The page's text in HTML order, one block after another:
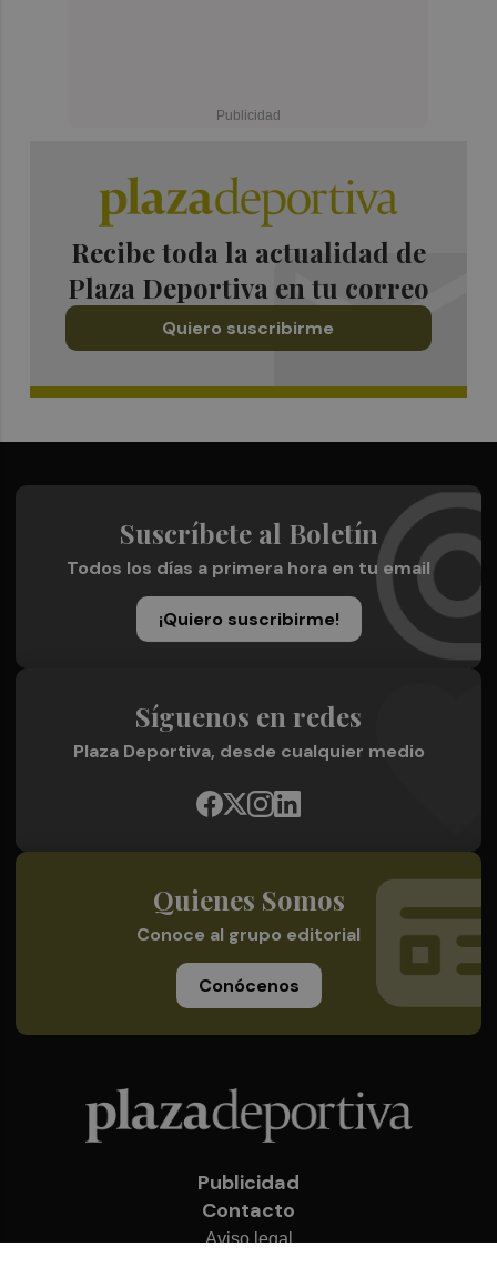
Recibe toda la actualidad de
Plaza Deportiva en tu correo
Quiero suscribirme
Suscríbete al Boletín
Todos los días a primera hora en tu email
¡Quiero suscribirme!
Síguenos en redes
Plaza Deportiva, desde cualquier medio
Quienes Somos
Conoce al grupo editorial
Conócenos
Publicidad
Contacto
Aviso legal